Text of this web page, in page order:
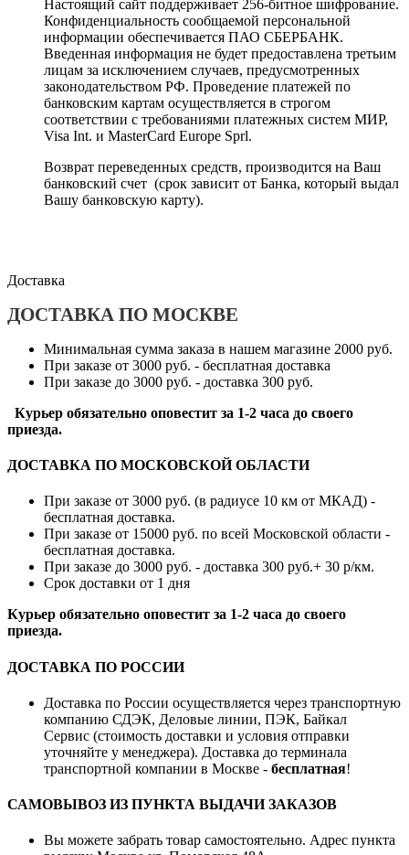
Настоящий сайт поддерживает 256-битное шифрование.
Конфиденциальность сообщаемой персональной
информации обеспечивается ПАО СБЕРБАНК.
Введенная информация не будет предоставлена третьим
лицам за исключением случаев, предусмотренных
законодательством РФ. Проведение платежей по
банковским картам осуществляется в строгом
соответствии с требованиями платежных систем МИР,
Visa Int. и MasterCard Europe Sprl.
Возврат переведенных средств, производится на Ваш
банковский счет (срок зависит от Банка, который выдал
Вашу банковскую карту).
Доставка
ДОСТАВКА ПО МОСКВЕ
Минимальная сумма заказа в нашем магазине 2000 руб.
При заказе от 3000 руб. - бесплатная доставка
При заказе до 3000 руб. - доставка 300 руб.
Курьер обязательно оповестит за 1-2 часа до своего
приезда.
ДОСТАВКА ПО МОСКОВСКОЙ ОБЛАСТИ
При заказе от 3000 руб. (в радиусе 10 км от МКАД) -
бесплатная доставка.
При заказе от 15000 руб. по всей Московской области -
бесплатная доставка.
При заказе до 3000 руб. - доставка 300 руб.+ 30 р/км.
Срок доставки от 1 дня
Курьер обязательно оповестит за 1-2 часа до своего
приезда.
ДОСТАВКА ПО РОССИИ
Доставка по России осуществляется через транспортную
компанию СДЭК, Деловые линии, ПЭК, Байкал
Сервис (стоимость доставки и условия отправки
уточняйте у менеджера). Доставка до терминала
транспортной компании в Москве - бесплатная!
САМОВЫВОЗ ИЗ ПУНКТА ВЫДАЧИ ЗАКАЗОВ
Вы можете забрать товар самостоятельно. Адрес пункта